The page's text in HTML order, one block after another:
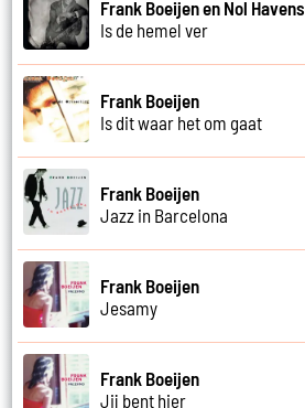
Frank Boeijen en Nol Havens
Is de hemel ver
Frank Boeijen
Is dit waar het om gaat
Frank Boeijen
Jazz in Barcelona
Frank Boeijen
Jesamy
Frank Boeijen
Jij bent hier